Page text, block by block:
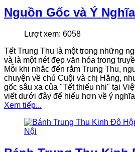
Nguồn Gốc và Ý
Lượt xem: 6058
Tết Trung Thu là một trong những
và là một nét đẹp văn hóa trong
Mỗi khi nhắc đến rằm Trung Thu,
chuyện về chú Cuội và chị Hằng,
gốc sâu xa của "Tết thiếu nhi" tại
viết dưới đây để hiểu hơn về ý
Xem tiếp...